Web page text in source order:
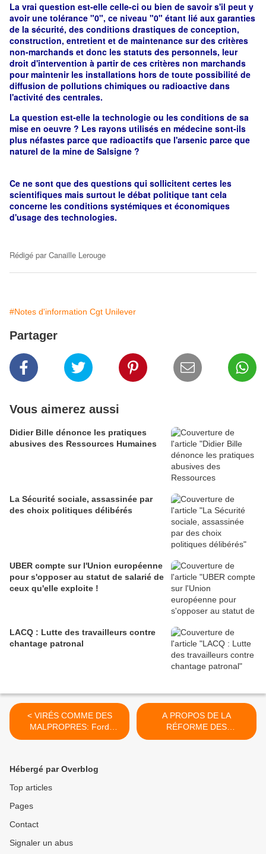
La vrai question est-elle celle-ci ou bien de savoir s'il peut y
avoir une tolérance "0", ce niveau "0" étant lié aux garanties
de la sécurité, des conditions drastiques de conception,
construction, entretient et de maintenance sur des critères
non-marchands et donc les statuts des personnels, leur
droit d'intervention à partir de ces critères non marchands
pour maintenir les installations hors de toute possibilité de
diffusion de pollutions chimiques ou radioactive dans
l'activité des centrales.
La question est-elle la technologie ou les conditions de sa
mise en oeuvre ? Les rayons utilisés en médecine sont-ils
plus néfastes parce que radioactifs que l'arsenic parce que
naturel de la mine de Salsigne ?
Ce ne sont que des questions qui sollicitent certes les
scientifiques mais surtout le débat politique tant cela
concerne les conditions systémiques et économiques
d'usage des technologies.
Rédigé par Canaille Lerouge
#Notes d'information Cgt Unilever
Partager
Vous aimerez aussi
Didier Bille dénonce les pratiques
abusives des Ressources Humaines
La Sécurité sociale, assassinée par
des choix politiques délibérés
UBER compte sur l'Union européenne
pour s'opposer au statut de salarié de
ceux qu'elle exploite !
LACQ : Lutte des travailleurs contre
chantage patronal
< VIRÉS COMME DES
MALPROPRES: Ford
Blanquefort ferme
A PROPOS DE LA
RÉFORME DES
RETRAITES >
Hébergé par Overblog
Top articles
Pages
Contact
Signaler un abus